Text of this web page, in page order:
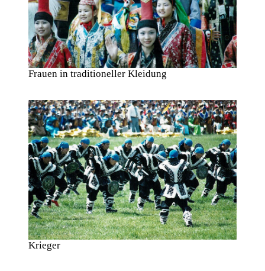
Frauen in traditioneller Kleidung
Krieger